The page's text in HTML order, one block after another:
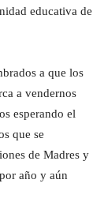
educativa de
a que los
a vendernos
esperando el
que se
de Madres y
año y aún